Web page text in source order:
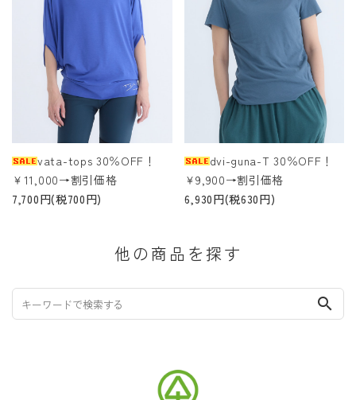
vata-tops 30％OFF！
￥11,000→割引価格
7,700円(税700円)
dvi-guna-T 30％OFF！
￥9,900→割引価格
6,930円(税630円)
他の商品を探す
search